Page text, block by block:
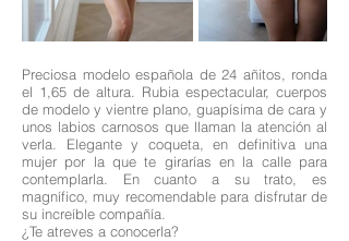
Preciosa modelo española de 24 añitos, ronda
el 1,65 de altura. Rubia espectacular, cuerpos
de modelo y vientre plano, guapísima de cara y
unos labios carnosos que llaman la atención al
verla. Elegante y coqueta, en definitiva una
mujer por la que te girarías en la calle para
contemplarla. En cuanto a su trato, es
magnífico, muy recomendable para disfrutar de
su increíble compañía.
¿Te atreves a conocerla?